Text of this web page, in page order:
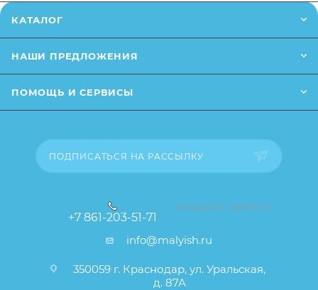
сайте (например, оттенки цветов, незначительные
влияющие на основные потребительские свойства
свойства и иные существенные элементы товара и
КАТАЛОГ
НАШИ ПРЕДЛОЖЕНИЯ
ПОМОЩЬ И СЕРВИСЫ
ПОДПИСАТЬСЯ НА РАССЫЛКУ
+7 861-203-51-71
ЗАКАЗАТЬ ЗВОНОК
info@malyish.ru
350059 г. Краснодар, ул. Уральская,
д. 87А